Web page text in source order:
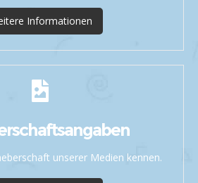
Informationen
unserer Medien kennen.